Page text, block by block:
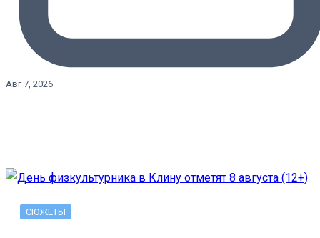
Авг 7, 2026
СЮЖЕТЫ